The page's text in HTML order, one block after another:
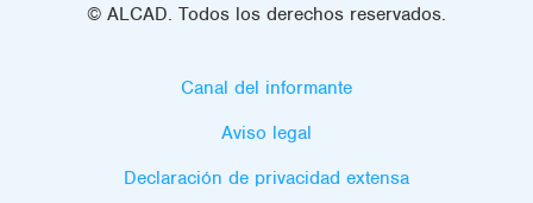
© ALCAD. Todos los derechos reservados.
Canal del informante
Aviso legal
Declaración de privacidad extensa